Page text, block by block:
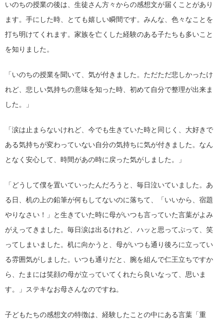
いのちの授業の後は、生徒さん方々からの感想文が届くことがあり
ます。手にした時、とても嬉しい瞬間です。みんな、色々なことを
打ち明けてくれます。家族を亡くした経験のある子たちも多いこと
を知りました。
「いのちの授業を聞いて、気が付きました。ただただ悲しかったけ
れど、悲しい気持ちの意味を知った時、初めて自分で整理が出来ま
した。」
「涙は止まらないけれど、今でも生きていた時と同じく、大好きで
ある気持ちが変わっていない自分の気持ちに気が付きました。なん
となく安心して、時間があの時に戻った気がしました。」
「どうして僕を置いていったんだろうと、毎日泣いていました。あ
る日、机の上の鉛筆が何もしてないのに落ちて、「いいから、宿題
やりなさい！」と生きていた時に母がいつも言っていた言葉がよみ
がえってきました。毎日涙は出るけれど、ハッと思ってぷって、笑
ってしまいました。机に向かうと、母がいつも通り後ろに立ってい
る雰囲気がしました。いつも通りだと、腕を組んで仁王立ちですか
ら、たまには笑顔の母が立っていてくれたら良いなって、思いま
す。」ステキなお母さんなのですね。
子どもたちの感想文の特徴は、経験したことの中にある言葉「重